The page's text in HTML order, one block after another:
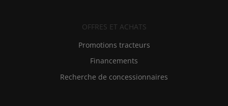
OFFRES ET ACHATS
Promotions tracteurs
Financements
Recherche de concessionnaires